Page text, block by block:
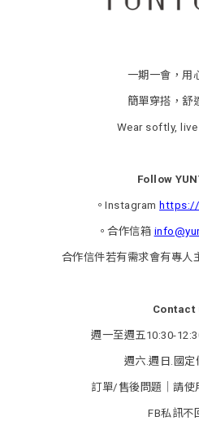
一期一會，用
簡單穿搭，舒
Wear softly, live
Follow
。Instagram
。合作信箱
合作信件若有需求會有專人
Contact
週一至週五10:30-
週六.週日.國定
訂單/售後問題│請使
FB私訊不